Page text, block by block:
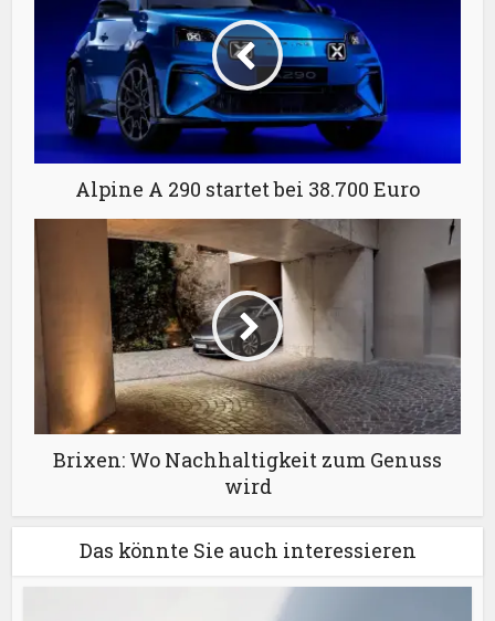
Alpine A 290 startet bei 38.700 Euro
Brixen: Wo Nachhaltigkeit zum Genuss
wird
Das könnte Sie auch interessieren